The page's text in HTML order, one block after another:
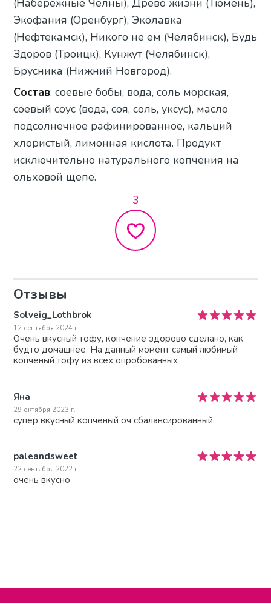
(Набережные Челны), Древо жизни (Тюмень),
Экофания (Оренбург), Эколавка
(Нефтекамск), Никого не ем (Челябинск), Будь
Здоров (Троицк), Кунжут (Челябинск),
Брусника (Нижний Новгород).
Состав: соевые бобы, вода, соль морская,
соевый соус (вода, соя, соль, уксус), масло
подсолнечное рафинированное, кальций
хлористый, лимонная кислота. Продукт
исключительно натурального копчения на
ольховой щепе.
3
Отзывы
Solveig_Lothbrok
12 сентября 2024 г.
Очень вкусный тофу, копчение здорово сделано, как
будто домашнее. На данный момент самый любимый
копченый тофу из всех опробованных
Яна
29 октября 2023 г.
супер вкусный копченый оч сбалансированный
paleandsweet
22 сентября 2022 г.
очень вкусно